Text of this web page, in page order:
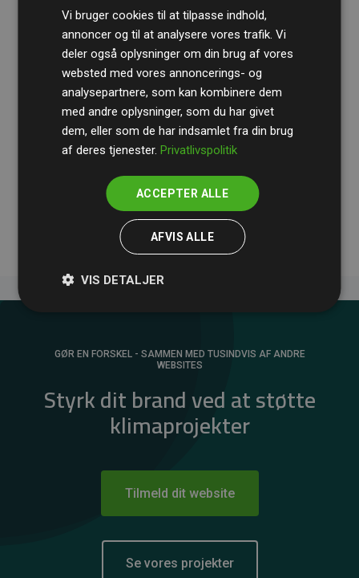
RevisionshusetBDOgennemgår løbende vores
beregninger og metode for at sikre gennemsigtighed
og pålidelighed.
Deres revision dokumenterer, at vores investeringer i
medlemmernes websites estimerede CO₂-
GØR EN FORSKEL - SAMMEN MED TUSINDVIS AF ANDRE
WEBSITES
Styrk dit brand ved at støtte
klimaprojekter
Tilmeld dit website
Se vores projekter
Vi bruger cookies til at tilpasse indhold,
annoncer og til at analysere vores trafik. Vi
deler også oplysninger om din brug af vores
websted med vores annoncerings- og
analysepartnere, som kan kombinere dem
med andre oplysninger, som du har givet
dem, eller som de har indsamlet fra din brug
af deres tjenester.Privatlivspolitik
ACCEPTER ALLE
AFVIS ALLE
VIS DETALJER